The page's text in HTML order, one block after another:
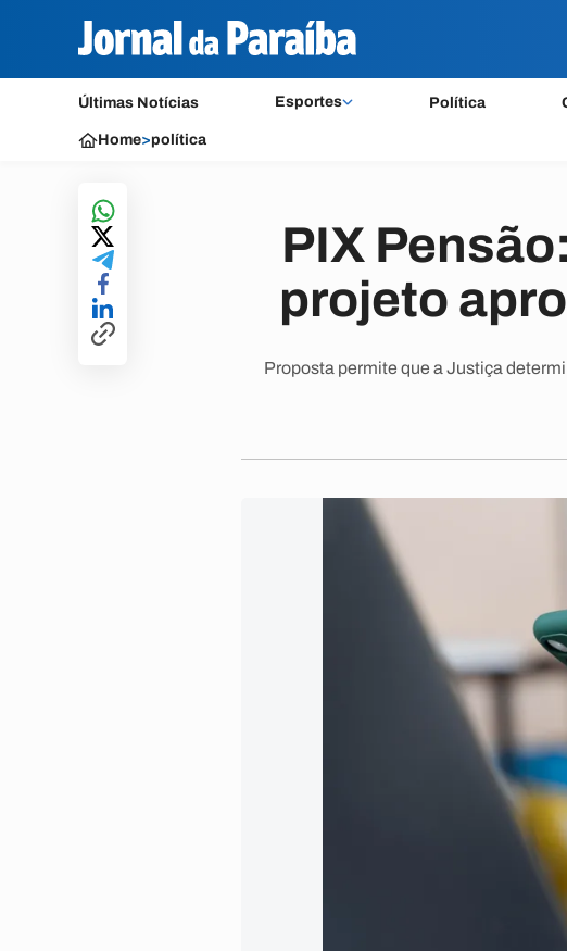
Últimas Notícias Esportes Política
Home>política
PIX
projeto
Proposta permite que a Justiça